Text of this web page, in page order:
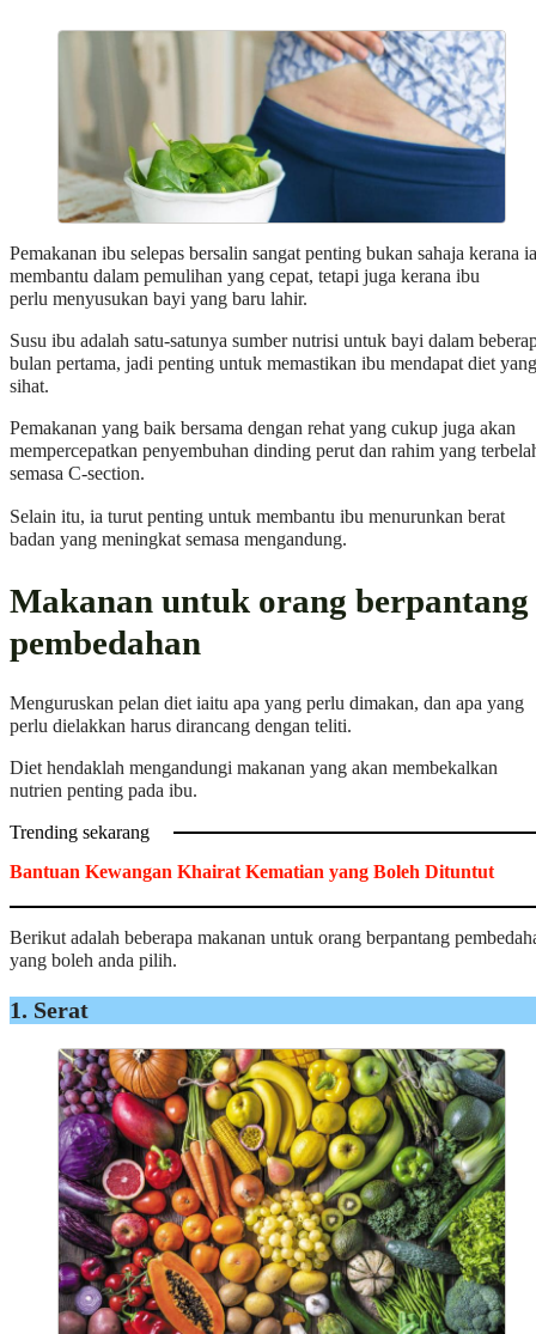
Pemakanan ibu selepas bersalin sangat penting bukan sahaja kerana ia
membantu dalam pemulihan yang cepat, tetapi juga kerana ibu
perlu menyusukan bayi yang baru lahir.
Susu ibu adalah satu-satunya sumber nutrisi untuk bayi dalam
bulan pertama, jadi penting untuk memastikan ibu mendapat diet yang
sihat.
Pemakanan yang baik bersama dengan rehat yang cukup juga akan
mempercepatkan penyembuhan dinding perut dan rahim yang
semasa C-section.
Selain itu, ia turut penting untuk membantu ibu menurunkan berat
badan yang meningkat semasa mengandung.
Makanan untuk orang berpantang
pembedahan
Menguruskan pelan diet iaitu apa yang perlu dimakan, dan apa yang
perlu dielakkan harus dirancang dengan teliti.
Diet hendaklah mengandungi makanan yang akan membekalkan
nutrien penting pada ibu.
Trending sekarang
Bantuan Kewangan Khairat Kematian yang Boleh Dituntut
Berikut adalah beberapa makanan untuk orang berpantang
yang boleh anda pilih.
1. Serat